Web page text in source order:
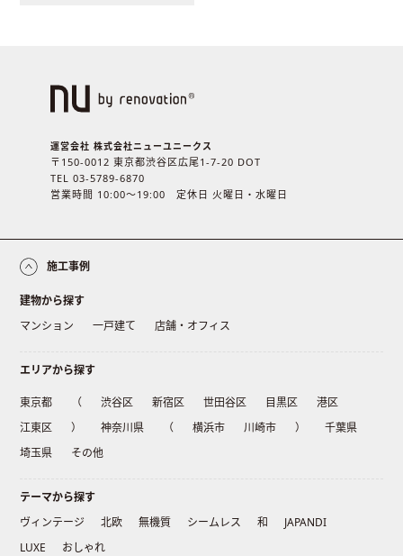
運営会社 株式会社ニューユニークス
〒150-0012 東京都渋谷区広尾1-7-20 DOT
TEL 03-5789-6870
営業時間 10:00〜19:00 定休日 火曜日・水曜日
施工事例
建物から探す
マンション
一戸建て 店舗・オフィス
エリアから探す
東京都 （ 渋谷区 新宿区 世田谷区 目黒区
港区
江東区
） 神奈川県 （ 横浜市 川崎市 ）
千葉県
埼玉県
その他
テーマから探す
ヴィンテージ
北欧 無機質 シームレス 和
JAPANDI
LUXE
おしゃれ